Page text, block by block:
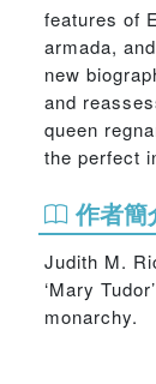
features of
armada,
new
and
queen
the perfect
作者簡
Judith M.
‘Mary
monarchy.